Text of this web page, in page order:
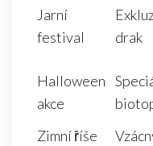
Jarní
festival
drak
Halloween
akce
Zimní říše